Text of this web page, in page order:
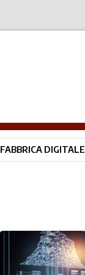
FABBRICA DIGITALE